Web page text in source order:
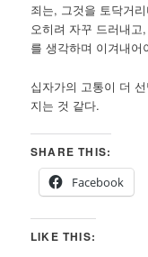
죄는, 그것을 토닥거
오히려 자꾸 드러내
를 생각하며 이겨내어
십자가의 고통이 더
지는 것 같다.
SHARE THIS:
Facebook
LIKE THIS: